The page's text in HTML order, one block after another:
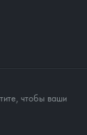
чтобы ваши